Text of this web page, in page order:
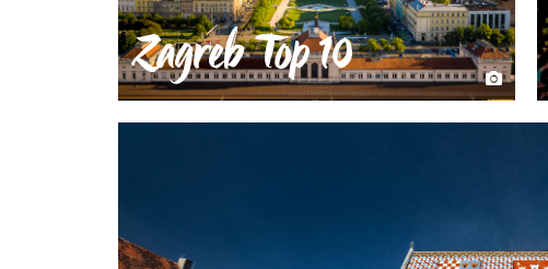
Zagreb Top 10